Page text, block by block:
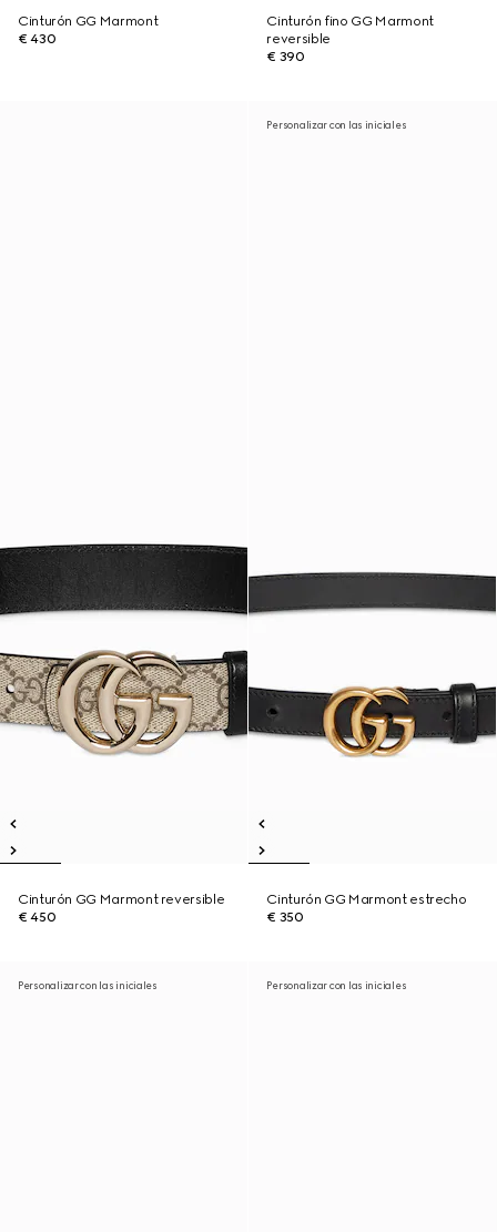
Cinturón GG Marmont
€ 430
Cinturón fino GG Marmont
reversible
€ 390
Cinturón GG Marmont reversible
€ 450
Personalizar con las iniciales
Cinturón GG Marmont estrecho
€ 350
Personalizar con las iniciales Personalizar con las iniciales